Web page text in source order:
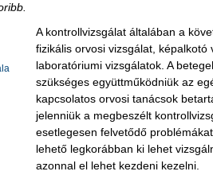
A kontrollvizsgálat általában a
fizikális orvosi vizsgálat, képalkotó
laboratóriumi vizsgálatok. A
szükséges együttműködniük az
kapcsolatos orvosi tanácsok
jelenniük a megbeszélt
esetlegesen felvetődő
lehető legkorábban ki lehet
azonnal el lehet kezdeni kezelni.